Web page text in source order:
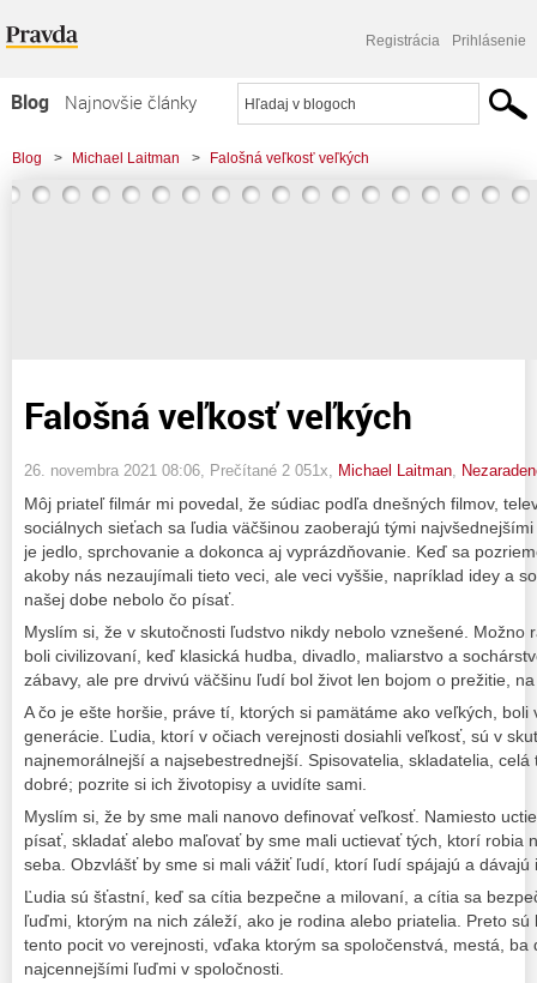
Registrácia Prihlásenie
Blog
Najnovšie články
Najčítanejšie články
Najkomentovanejšie články
Blog > Michael Laitman > Falošná veľkosť veľkých
Falošná veľkosť veľkých
26. novembra 2021 08:06 , Prečítané 2 051x, Michael Laitman
Môj priateľ filmár mi povedal, že súdiac podľa dnešných filmov,
sociálnych sieťach sa ľudia väčšinou zaoberajú tými
je jedlo, sprchovanie a dokonca aj vyprázdňovanie. Keď sa
akoby nás nezaujímali tieto veci, ale veci vyššie, napríklad idey a
našej dobe nebolo čo písať.
Myslím si, že v skutočnosti ľudstvo nikdy nebolo vznešené. Možno
boli civilizovaní, keď klasická hudba, divadlo, maliarstvo a
zábavy, ale pre drvivú väčšinu ľudí bol život len bojom o prežitie,
A čo je ešte horšie, práve tí, ktorých si pamätáme ako veľkých, boli
generácie. Ľudia, ktorí v očiach verejnosti dosiahli veľkosť, sú v
najnemorálnejší a najsebestrednejší. Spisovatelia, skladatelia,
dobré; pozrite si ich životopisy a uvidíte sami.
Myslím si, že by sme mali nanovo definovať veľkosť. Namiesto
písať, skladať alebo maľovať by sme mali uctievať tých, ktorí robia
seba. Obzvlášť by sme si mali vážiť ľudí, ktorí ľudí spájajú a dávajú
Ľudia sú šťastní, keď sa cítia bezpečne a milovaní, a cítia sa
ľuďmi, ktorým na nich záleží, ako je rodina alebo priatelia. Preto
tento pocit vo verejnosti, vďaka ktorým sa spoločenstvá, mestá, ba
najcennejšími ľuďmi v spoločnosti.